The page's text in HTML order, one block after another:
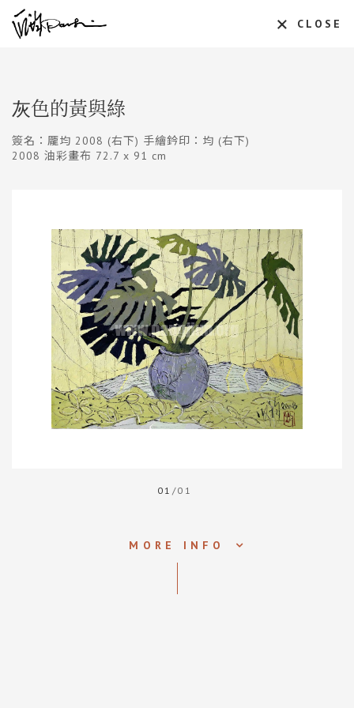
CLOSE
灰色的黃與綠
簽名：龎均 2008 (右下) 手繪鈐印：均 (右下)
2008 油彩畫布 72.7 x 91 cm
01 /01
MORE INFO